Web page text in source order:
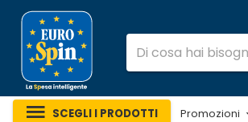
SCEGLI I PRODOTTI Promozioni